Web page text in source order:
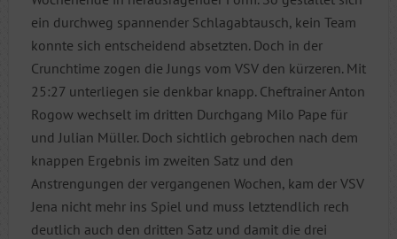
ein durchweg spannender Schlagabtausch, kein Team
konnte sich entscheidend absetzten. Doch in der
Crunchtime zogen die Jungs vom VSV den kürzeren. Mit
25:27 unterliegen sie denkbar knapp. Cheftrainer Anton
Rogow wechselt im dritten Durchgang Milo Pape für
und Julian Müller. Doch sichtlich gebrochen nach dem
knappen Ergebnis im zweiten Satz und den
Anstrengungen der vergangenen Wochen, kam der VSV
Jena nicht mehr ins Spiel und muss letztendlich rech
deutlich auch den dritten Satz und damit die drei